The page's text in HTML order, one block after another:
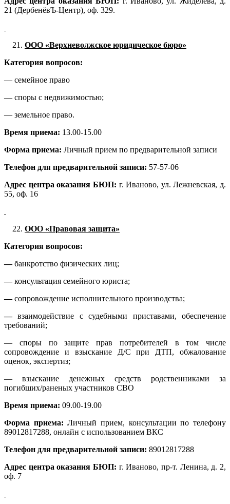
21 (ДербенёвЪ-Центр), оф. 329.
ООО «Верхневолжское юридическое бюро»
Категория вопросов:
— семейное право
— споры с недвижимостью;
— земельное право.
Время приема: 13.00-15.00
Форма приема: Личный прием по предварительной записи
Телефон для предварительной записи: 57-57-06
Адрес центра оказания БЮП: г. Иваново, ул. Лежневская, д.
55, оф. 16
ООО «Правовая защита»
Категория вопросов:
—банкротство физических лиц;
—консультация семейного юриста;
—сопровождение исполнительного производства;
—взаимодействие с судебными приставами, обеспечение
требований;
— споры по защите прав потребителей в том числе
сопровождение и взыскание Д/С при ДТП, обжалование
оценок, экспертиз;
— взыскание денежных средств родственниками за
погибших/раненых участников СВО
Время приема: 09.00-19.00
Форма приема:Личный прием, консультации по телефону
89012817288, онлайн с использованием ВКС
Телефон для предварительной записи: 89012817288
Адрес центра оказания БЮП: г. Иваново, пр-т. Ленина, д. 2,
оф. 7